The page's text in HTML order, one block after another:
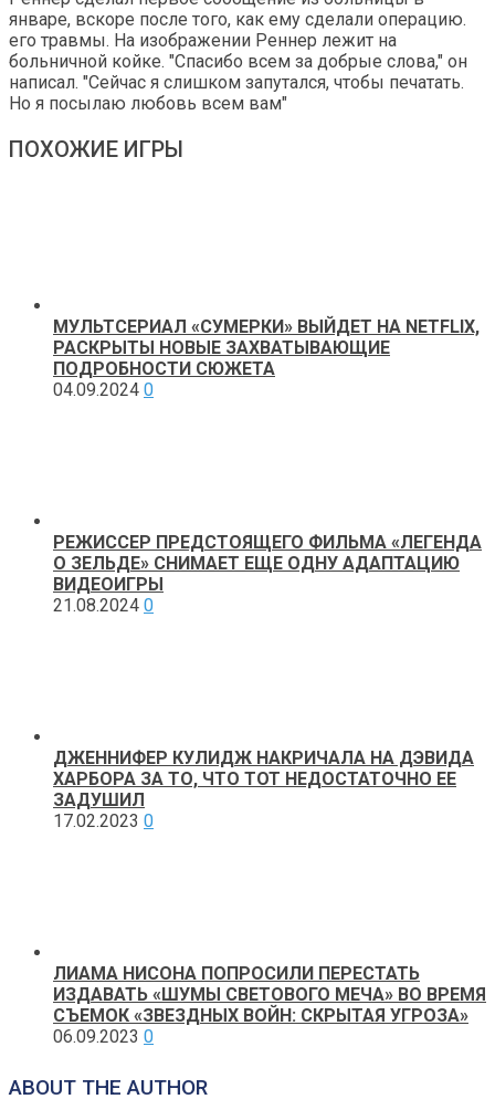
январе, вскоре после того, как ему сделали операцию.
его травмы. На изображении Реннер лежит на
больничной койке. "Спасибо всем за добрые слова," он
написал. "Сейчас я слишком запутался, чтобы печатать.
Но я посылаю любовь всем вам"
ПОХОЖИЕ ИГРЫ
МУЛЬТСЕРИАЛ «СУМЕРКИ» ВЫЙДЕТ НА NETFLIX,
РАСКРЫТЫ НОВЫЕ ЗАХВАТЫВАЮЩИЕ
ПОДРОБНОСТИ СЮЖЕТА
04.09.2024 0
РЕЖИССЕР ПРЕДСТОЯЩЕГО ФИЛЬМА «ЛЕГЕНДА
О ЗЕЛЬДЕ» СНИМАЕТ ЕЩЕ ОДНУ АДАПТАЦИЮ
ВИДЕОИГРЫ
21.08.2024 0
ДЖЕННИФЕР КУЛИДЖ НАКРИЧАЛА НА ДЭВИДА
ХАРБОРА ЗА ТО, ЧТО ТОТ НЕДОСТАТОЧНО ЕЕ
ЗАДУШИЛ
17.02.2023 0
ЛИАМА НИСОНА ПОПРОСИЛИ ПЕРЕСТАТЬ
ИЗДАВАТЬ «ШУМЫ СВЕТОВОГО МЕЧА» ВО ВРЕМЯ
СЪЕМОК «ЗВЕЗДНЫХ ВОЙН: СКРЫТАЯ УГРОЗА»
06.09.2023 0
ABOUT THE AUTHOR